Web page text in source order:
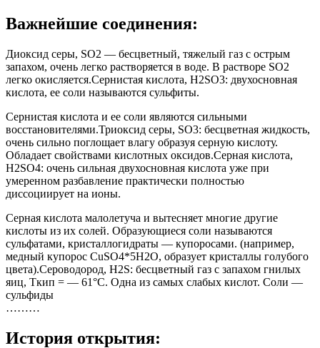
Важнейшие соединения:
Диоксид серы, SO2 — бесцветный, тяжелый газ с острым
запахом, очень легко растворяется в воде. В растворе SO2
легко окисляется.Сернистая кислота, H2SO3: двухосновная
кислота, ее соли называются сульфиты.
Сернистая кислота и ее соли являются сильными
восстановителями.Триоксид серы, SO3: бесцветная жидкость,
очень сильно поглощает влагу образуя серную кислоту.
Обладает свойствами кислотных оксидов.Серная кислота,
H2SO4: очень сильная двухосновная кислота уже при
умеренном разбавление практически полностью
диссоциирует на ионы.
Серная кислота малолетуча и вытесняет многие другие
кислоты из их солей. Образующиеся соли называются
сульфатами, кристаллогидраты — купоросами. (например,
медный купорос CuSO4*5H2O, образует кристаллы голубого
цвета).Сероводород, H2S: бесцветный газ с запахом гнилых
яиц, Ткип = — 61°С. Одна из самых слабых кислот. Соли —
сульфиды
………
История открытия: